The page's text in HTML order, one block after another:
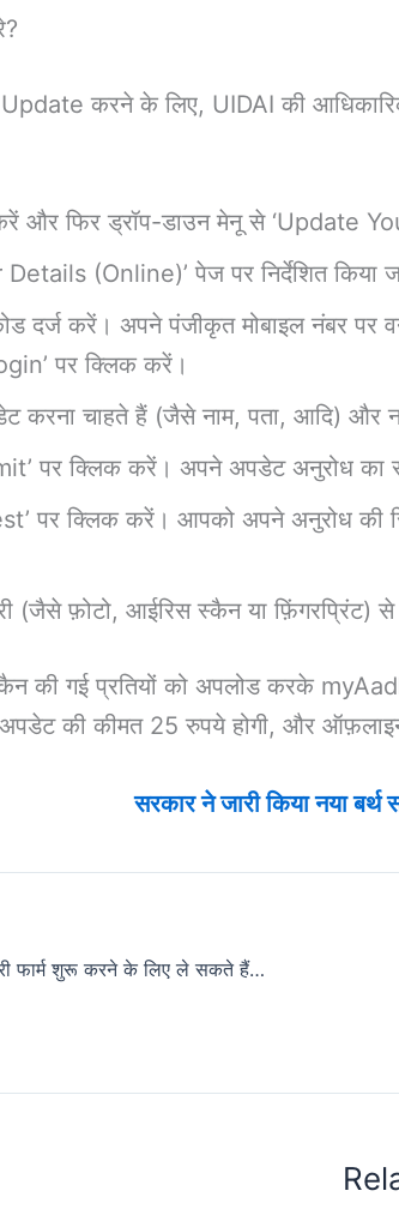
करने के लिए, UIDAI की
और फिर ड्रॉप-डाउन मेनू से ‘Update
(Online)’ पेज पर निर्देशित
दर्ज करें। अपने पंजीकृत मोबाइल नंबर पर
पर क्लिक करें।
करना चाहते हैं (जैसे नाम, पता, आदि) और
पर क्लिक करें। अपने अपडेट अनुरोध
पर क्लिक करें। आपको अपने अनुरोध की
(जैसे फ़ोटो, आईरिस स्कैन या
की गई प्रतियों को अपलोड करके
की कीमत 25 रुपये होगी, और
सरकार ने जारी किया नया
Dairy Farming Loan Apply Online: डेयरी फार्म शुरू करने के लिए ले सकते हैं 10 लाख तक का लोन, यहाँ जाने कैसे?